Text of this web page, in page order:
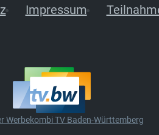
Impressum
Werbekombi TV Baden-Württemberg